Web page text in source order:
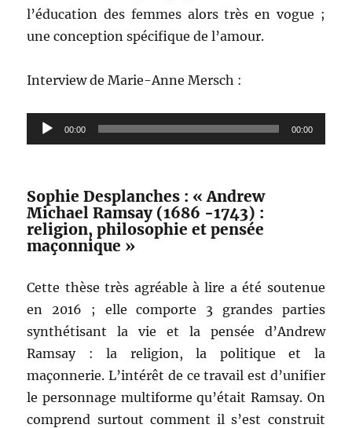
l’éducation des femmes alors très en vogue ;
une conception spécifique de l’amour.
Interview de Marie-Anne Mersch :
Lecteur
audio
00:00 00:00
Sophie Desplanches : « Andrew
Michael Ramsay (1686 -1743) :
religion, philosophie et pensée
maçonnique »
Cette thèse très agréable à lire a été soutenue
en 2016 ; elle comporte 3 grandes parties
synthétisant la vie et la pensée d’Andrew
Ramsay : la religion, la politique et la
maçonnerie. L’intérêt de ce travail est d’unifier
le personnage multiforme qu’était Ramsay. On
comprend surtout comment il s’est construit